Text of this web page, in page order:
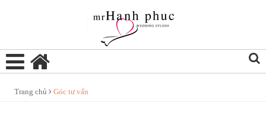
Trang chủ Góc tư vấn